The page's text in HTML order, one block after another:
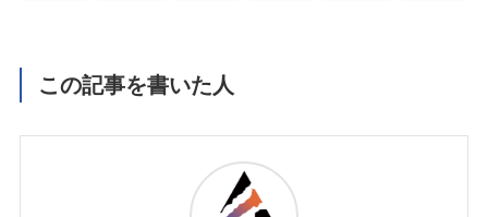
この記事を書いた人